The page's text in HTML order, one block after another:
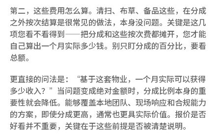
第二，这些费用怎么算。清扫、布草、备品这些，在分成
之外按次结算是很常见的做法，本身没问题。关键是这几
项您看不看得到——把分成和这些按次费都摊开，您才能
自己算出一个月实际多少钱。别只盯分成的百分比，要看
总额。
更直接的问法是：“基于这套物业，一个月实际可以获得
多少收入？”当问题变成绝对金额时，分成比例本身的重
要性就会降低。能够覆盖本地团队、现场响应和合规能力
的方案，即使分成更高，通常也更具实际价值。报价是否
好看并不重要，关键在于这些前提是否被清楚说明。